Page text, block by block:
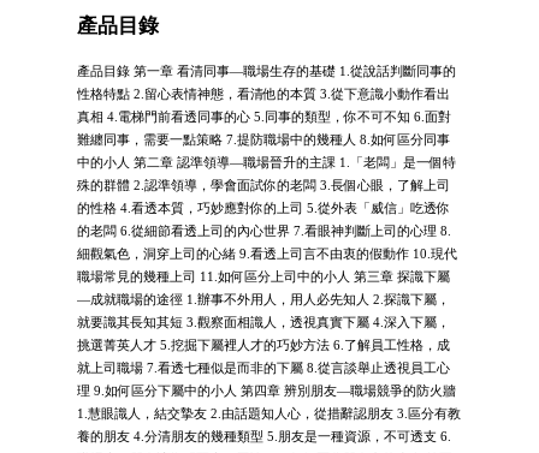
產品目錄
產品目錄 第一章 看清同事—職場生存的基礎 1.從說話判斷同事的
性格特點 2.留心表情神態，看清他的本質 3.從下意識小動作看出
真相 4.電梯門前看透同事的心 5.同事的類型，你不可不知 6.面對
難纏同事，需要一點策略 7.提防職場中的幾種人 8.如何區分同事
中的小人 第二章 認準領導—職場晉升的主課 1.「老闆」是一個特
殊的群體 2.認準領導，學會面試你的老闆 3.長個心眼，了解上司
的性格 4.看透本質，巧妙應對你的上司 5.從外表「威信」吃透你
的老闆 6.從細節看透上司的內心世界 7.看眼神判斷上司的心理 8.
細觀氣色，洞穿上司的心緒 9.看透上司言不由衷的假動作 10.現代
職場常見的幾種上司 11.如何區分上司中的小人 第三章 探識下屬
—成就職場的途徑 1.辦事不外用人，用人必先知人 2.探識下屬，
就要識其長知其短 3.觀察面相識人，透視真實下屬 4.深入下屬，
挑選菁英人才 5.挖掘下屬裡人才的巧妙方法 6.了解員工性格，成
就上司職場 7.看透七種似是而非的下屬 8.從言談舉止透視員工心
理 9.如何區分下屬中的小人 第四章 辨別朋友—職場競爭的防火牆
1.慧眼識人，結交摯友 2.由話題知人心，從措辭認朋友 3.區分有教
養的朋友 4.分清朋友的幾種類型 5.朋友是一種資源，不可透支 6.